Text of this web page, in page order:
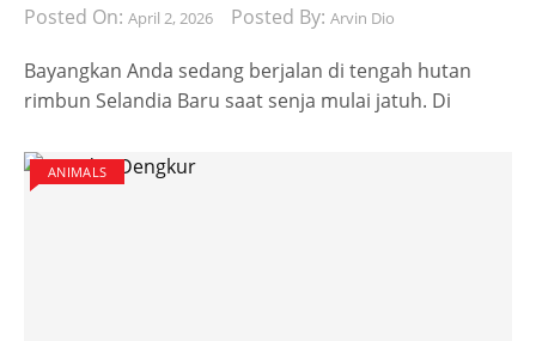
Posted On: April 2, 2026 Posted By: Arvin Dio
Bayangkan Anda sedang berjalan di tengah hutan
rimbun Selandia Baru saat senja mulai jatuh. Di
ANIMALS